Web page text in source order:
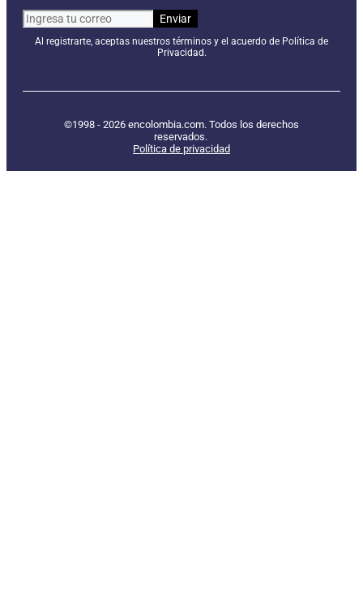
Al registrarte, aceptas nuestros términos y el acuerdo de Política de
Privacidad.
©1998 - 2026 encolombia.com. Todos los derechos
reservados.
Política de privacidad